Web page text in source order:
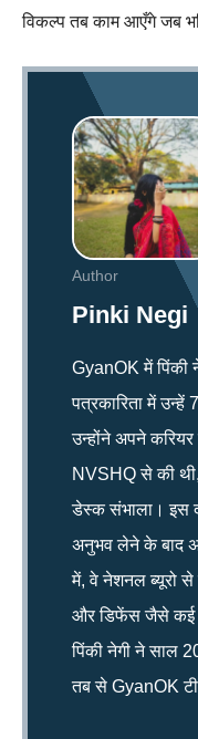
विकल्प तब काम आएँगे जब
Author
Pinki Negi
GyanOK में पिंकी
पत्रकारिता में उन्हें
उन्होंने अपने
NVSHQ से की
डेस्क संभाला। इस
अनुभव लेने के बाद
में, वे नेशनल ब्यूरो
और डिफेंस जैसे कई
पिंकी नेगी ने साल
तब से GyanOK